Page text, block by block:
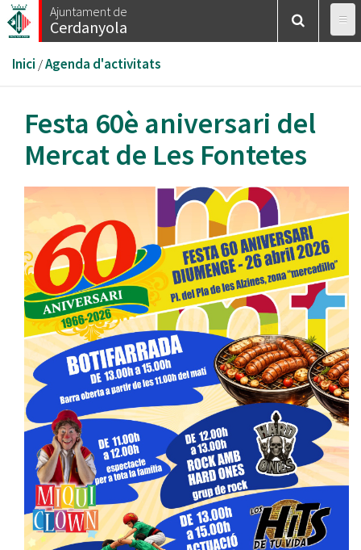
Vés
al
Ajuntament de
Cerdanyola
Esteu
aquí
Inici /Agenda d'activitats
Festa 60è aniversari del
Mercat de Les Fontetes